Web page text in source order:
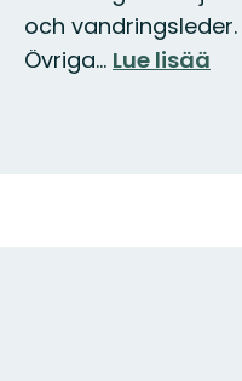
och vandringsleder.
Övriga… Lue lisää